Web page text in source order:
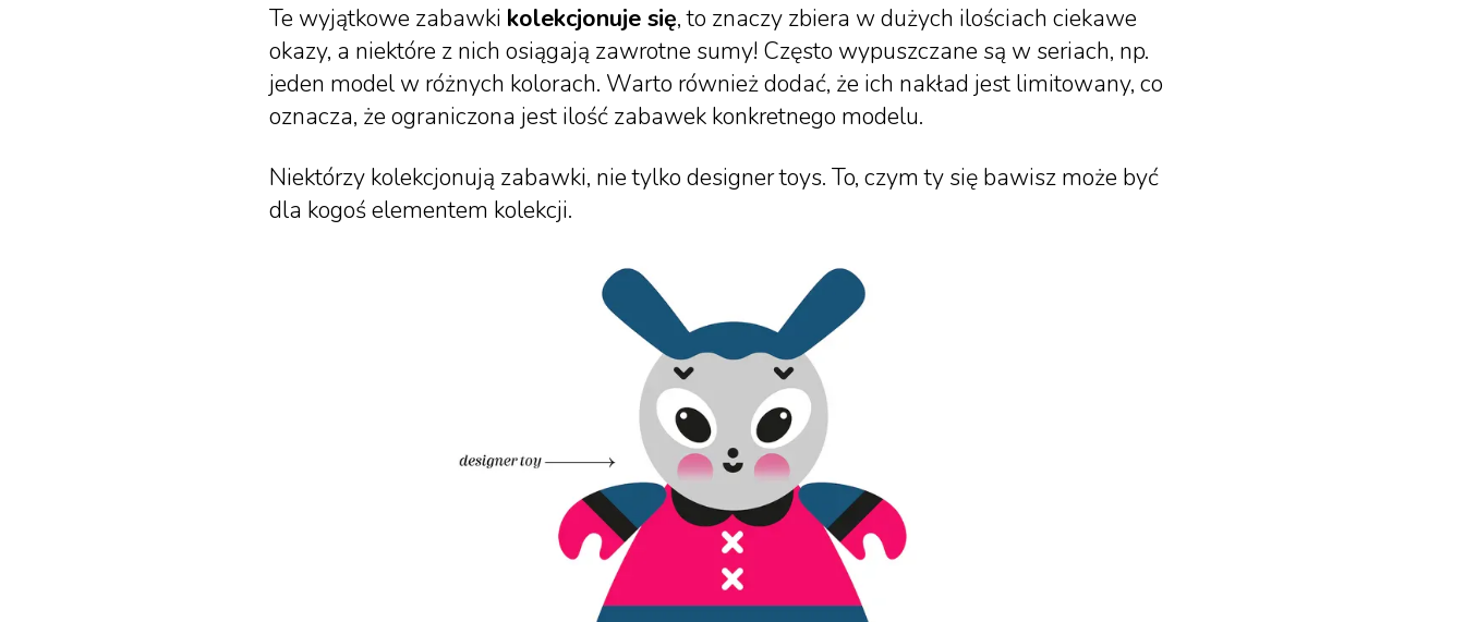
Te wyjątkowe zabawki kolekcjonuje się, to znaczy zbiera w dużych ilościach ciekawe
okazy, a niektóre z nich osiągają zawrotne sumy! Często wypuszczane są w seriach, np.
jeden model w różnych kolorach. Warto również dodać, że ich nakład jest limitowany, co
oznacza, że ograniczona jest ilość zabawek konkretnego modelu.
Niektórzy kolekcjonują zabawki, nie tylko designer toys. To, czym ty się bawisz może być
dla kogoś elementem kolekcji.